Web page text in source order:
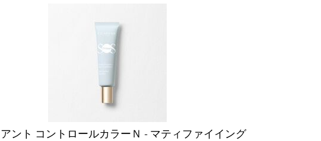
ント コントロールカラーＮ - マティファイイング